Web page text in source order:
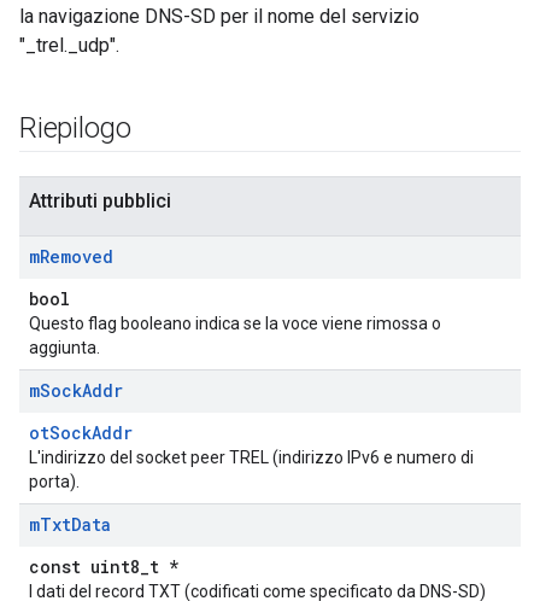
la navigazione DNS-SD per il nome del servizio
"_trel._udp".
Riepilogo
Attributi pubblici
mRemoved
bool
Questo flag booleano indica se la voce viene rimossa o
aggiunta.
mSockAddr
otSockAddr
L'indirizzo del socket peer TREL (indirizzo IPv6 e numero di
porta).
mTxtData
const uint8_t *
I dati del record TXT (codificati come specificato da DNS-SD)